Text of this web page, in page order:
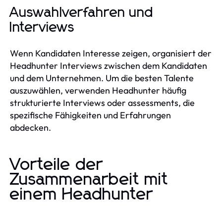
Auswahlverfahren und
Interviews
Wenn Kandidaten Interesse zeigen, organisiert der
Headhunter Interviews zwischen dem Kandidaten
und dem Unternehmen. Um die besten Talente
auszuwählen, verwenden Headhunter häufig
strukturierte Interviews oder assessments, die
spezifische Fähigkeiten und Erfahrungen
abdecken.
Vorteile der
Zusammenarbeit mit
einem Headhunter